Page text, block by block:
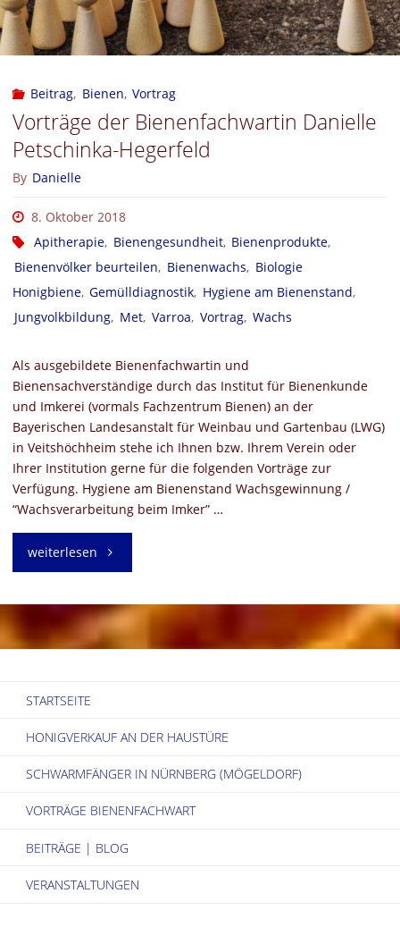
Beitrag, Bienen, Vortrag
Vorträge der Bienenfachwartin Danielle
Petschinka-Hegerfeld
By Danielle
8. Oktober 2018
Apitherapie, Bienengesundheit, Bienenprodukte,
Bienenvölker beurteilen, Bienenwachs, Biologie
Honigbiene, Gemülldiagnostik, Hygiene am Bienenstand,
Jungvolkbildung, Met, Varroa, Vortrag, Wachs
Als ausgebildete Bienenfachwartin und
Bienensachverständige durch das Institut für Bienenkunde
und Imkerei (vormals Fachzentrum Bienen) an der
Bayerischen Landesanstalt für Weinbau und Gartenbau (LWG)
in Veitshöchheim stehe ich Ihnen bzw. Ihrem Verein oder
Ihrer Institution gerne für die folgenden Vorträge zur
Verfügung. Hygiene am Bienenstand Wachsgewinnung /
“Wachsverarbeitung beim Imker” …
weiterlesen"Vorträge
Bienenfachwartin
Hegerfeld"
STARTSEITE
HONIGVERKAUF AN DER HAUSTÜRE
SCHWARMFÄNGER IN NÜRNBERG (MÖGELDORF)
VORTRÄGE BIENENFACHWART
BEITRÄGE | BLOG
VERANSTALTUNGEN